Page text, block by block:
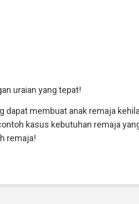
uraian yang tepat!
dapat membuat anak remaja
kasus kebutuhan remaja
remaja!